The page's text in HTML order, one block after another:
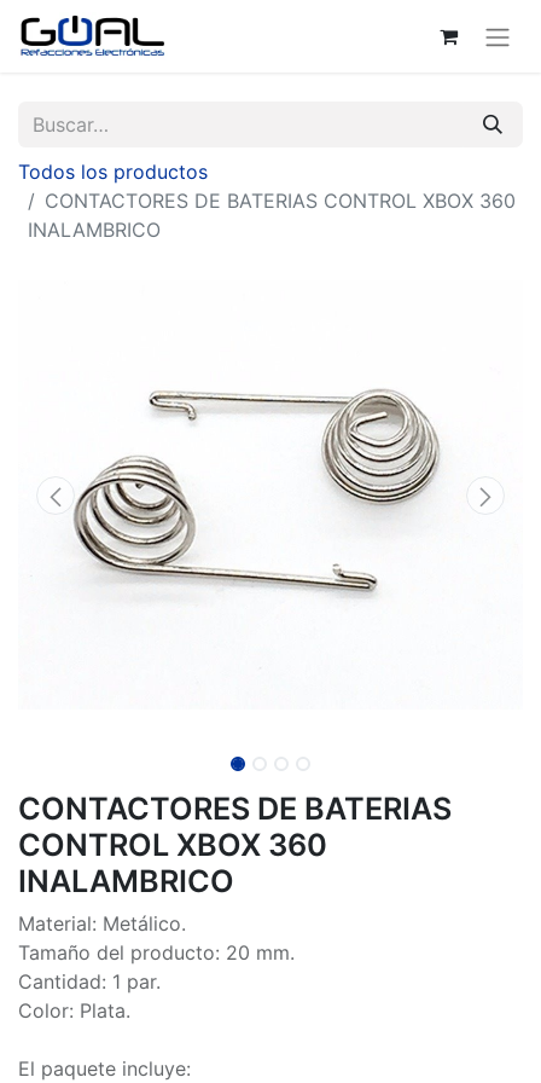
Todos los productos
CONTACTORES DE BATERIAS CONTROL XBOX 360
INALAMBRICO
CONTACTORES DE BATERIAS
CONTROL XBOX 360
INALAMBRICO
Material: Metálico.
Tamaño del producto: 20 mm.
Cantidad: 1 par.
Color: Plata.
El paquete incluye: